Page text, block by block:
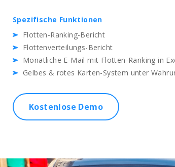
Spezifische Funktionen
Flotten-Ranking-Bericht
Flottenverteilungs-Bericht
Monatliche E-Mail mit Flotten-Ranking in
Gelbes & rotes Karten-System unter
Kostenlose Demo